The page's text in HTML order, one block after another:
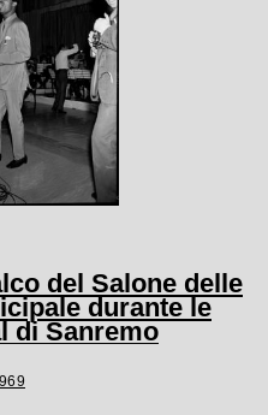
del Salone delle
durante le
di Sanremo